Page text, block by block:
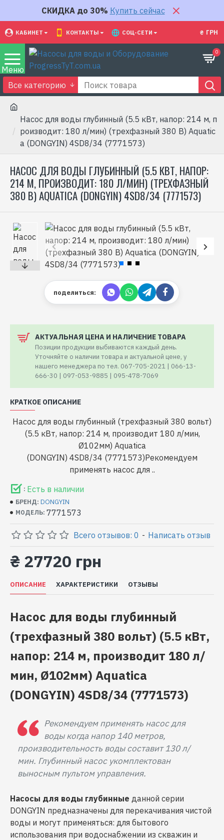
СКИДКА до 30% Купить сейчас
КАБИНЕТ КОНТАКТЫ СОЦ-СЕТИ ₴ ГРН
0
Все категорию
Насос для воды глубинный (5.5 кВт, напор: 214 м, п
роизводит: 180 л/мин) (трехфазный 380 В) Aquatic
a (DONGYIN) 4SD8/34 (7771573)
НАСОС ДЛЯ ВОДЫ ГЛУБИННЫЙ (5.5 КВТ, НАПОР:
214 М, ПРОИЗВОДИТ: 180 Л/МИН) (ТРЕХФАЗНЫЙ
380 В) AQUATICA (DONGYIN) 4SD8/34 (7771573)
поделиться:
АКТУАЛЬНАЯ ЦЕНА И НАЛИЧЕНИЕ ТОВАРА
Позиции продукции выбиваются каждый день.
Уточняйте о наличии товара и актуальной цене, у
нашего менеджера по тел. 067-705-2021 | 066-13-
666-30 | 097-053-9885 | 095-478-7069
КРАТКОЕ ОПИСАНИЕ
Насос для воды глубинный (трехфазный 380 вольт)
(5.5 кВт, напор: 214 м, производит 180 л/мин,
Ø102мм) Aquatica
(DONGYIN) 4SD8/34 (7771573)Рекомендуем
применять насос для ..
: Есть в наличии
БРЕНД: DONGYIN
МОДЕЛЬ: 7771573
Всего отзывов: 0 - Написать отзыв
₴ 27720 грн
ОПИСАНИЕ ХАРАКТЕРИСТИКИ ОТЗЫВЫ
Насос для воды глубинный
(трехфазный 380 вольт) (5.5 кВт,
напор: 214 м, производит 180 л/
мин, Ø102мм) Aquatica
(DONGYIN) 4SD8/34 (7771573)
Рекомендуем применять насос для
воды когда напор 140 метров,
производительность воды составит 130 л/
мин. Глубинный насос укомплектован
выносным пультом управления.
Насосы для воды глубинные данной серии
DONGYIN предназначены для перекачивания чистой
воды и могут применяться: для бытового
использования при водоснабжении из скважин и